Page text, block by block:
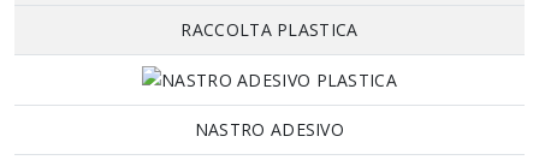
RACCOLTA PLASTICA
NASTRO ADESIVO